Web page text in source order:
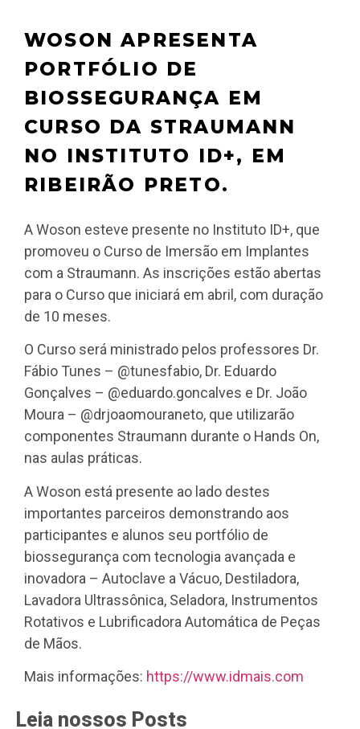
WOSON APRESENTA
PORTFÓLIO DE
BIOSSEGURANÇA EM
CURSO DA STRAUMANN
NO INSTITUTO ID+, EM
RIBEIRÃO PRETO.
A Woson esteve presente no Instituto ID+, que
promoveu o Curso de Imersão em Implantes
com a Straumann. As inscrições estão abertas
para o Curso que iniciará em abril, com duração
de 10 meses.
O Curso será ministrado pelos professores Dr.
Fábio Tunes – @tunesfabio, Dr. Eduardo
Gonçalves – @eduardo.goncalves e Dr. João
Moura – @drjoaomouraneto, que utilizarão
componentes Straumann durante o Hands On,
nas aulas práticas.
A Woson está presente ao lado destes
importantes parceiros demonstrando aos
participantes e alunos seu portfólio de
biossegurança com tecnologia avançada e
inovadora – Autoclave a Vácuo, Destiladora,
Lavadora Ultrassônica, Seladora, Instrumentos
Rotativos e Lubrificadora Automática de Peças
de Mãos.
Mais informações: https://www.idmais.com
Leia nossos Posts